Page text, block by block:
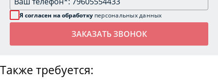
Я согласен на обработку персональных данных
Также требуется: